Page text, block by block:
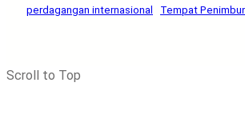
perdagangan internasional
Tempat
Scroll to Top